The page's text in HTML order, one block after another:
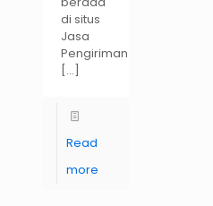
di situs
Jasa
Pengiriman
[…]
Read
more